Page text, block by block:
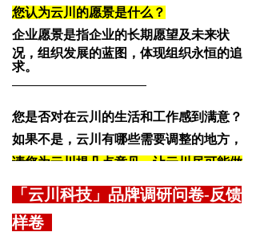
「云川科技」品牌调研问卷-反馈
样卷
您认为云川的愿景是什么？
企业愿景是指企业的长期愿望及未来状
况，组织发展的蓝图，体现组织永恒的追
求。
您是否对在云川的生活和工作感到满意？
如果不是，云川有哪些需要调整的地方，
请您为云川提几点意见，让云川尽可能做
到最好：